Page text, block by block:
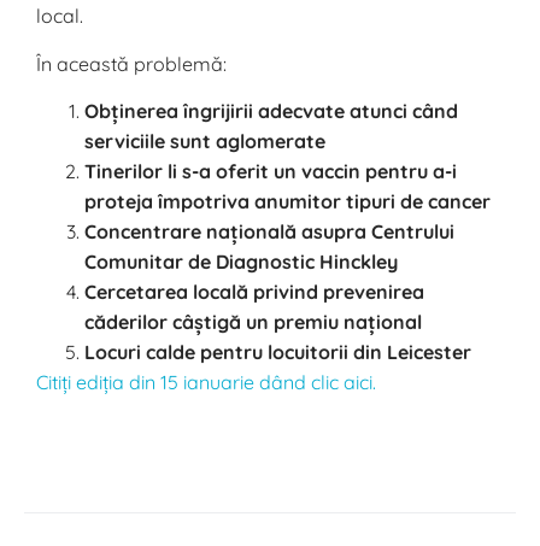
local.
În această problemă:
Obținerea îngrijirii adecvate atunci când
serviciile sunt aglomerate
Tinerilor li s-a oferit un vaccin pentru a-i
proteja împotriva anumitor tipuri de cancer
Concentrare națională asupra Centrului
Comunitar de Diagnostic Hinckley
Cercetarea locală privind prevenirea
căderilor câștigă un premiu național
Locuri calde pentru locuitorii din Leicester
Citiți ediția din 15 ianuarie dând clic aici.